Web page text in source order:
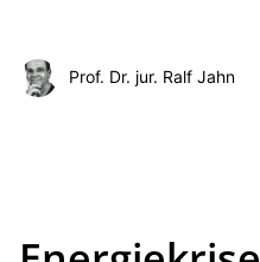
Prof. Dr. jur. Ralf Jahn